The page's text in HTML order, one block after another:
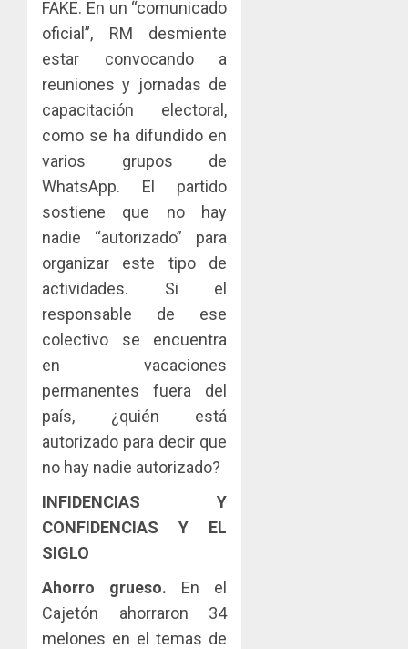
FAKE. En un “comunicado
oficial”, RM desmiente
estar convocando a
reuniones y jornadas de
capacitación electoral,
como se ha difundido en
varios grupos de
WhatsApp. El partido
sostiene que no hay
nadie “autorizado” para
organizar este tipo de
actividades. Si el
responsable de ese
colectivo se encuentra
en vacaciones
permanentes fuera del
país, ¿quién está
autorizado para decir que
no hay nadie autorizado?
INFIDENCIAS Y
CONFIDENCIAS Y EL
SIGLO
Ahorro grueso. En el
Cajetón ahorraron 34
melones en el temas de